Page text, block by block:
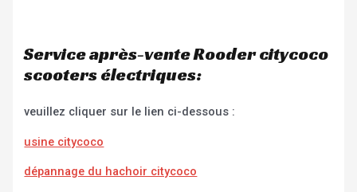
Service après-vente Rooder citycoco
scooters électriques:
veuillez cliquer sur le lien ci-dessous :
usine citycoco
dépannage du hachoir citycoco